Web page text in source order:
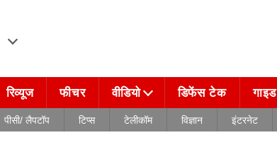
रिव्यूज फीचर वीडियो डिफेंस टेक गाइड
पीसी/ लैपटॉप टिप्स टेलीकॉम विज्ञान इंटरनेट